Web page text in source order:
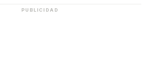
PUBLICIDAD